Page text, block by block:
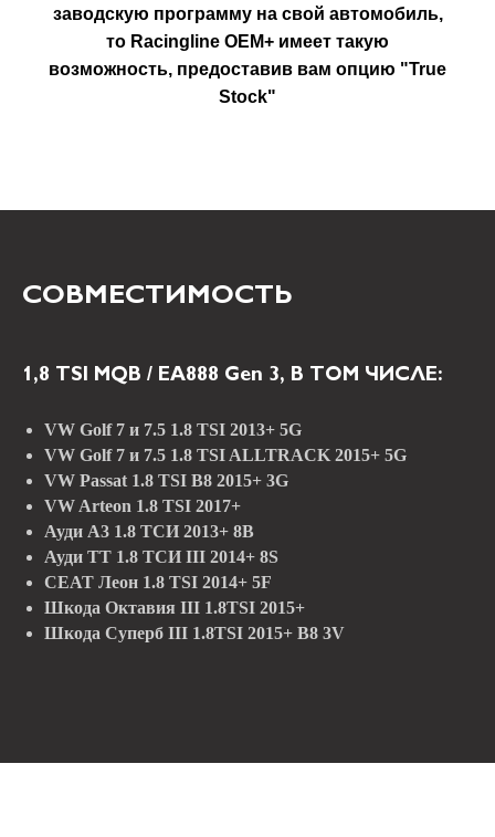
заводскую программу на свой автомобиль,
то Racingline OEM+ имеет такую
возможность, предоставив вам опцию "True
Stock"
СОВМЕСТИМОСТЬ
1,8 TSI MQB / EA888 Gen 3, В ТОМ ЧИСЛЕ:
VW Golf 7 и 7.5 1.8 TSI 2013+ 5G
VW Golf 7 и 7.5 1.8 TSI ALLTRACK 2015+ 5G
VW Passat 1.8 TSI B8 2015+ 3G
VW Arteon 1.8 TSI 2017+
Ауди А3 1.8 ТСИ 2013+ 8В
Ауди ТТ 1.8 ТСИ III 2014+ 8S
СЕАТ Леон 1.8 TSI 2014+ 5F
Шкода Октавия III 1.8TSI 2015+
Шкода Суперб III 1.8TSI 2015+ B8 3V